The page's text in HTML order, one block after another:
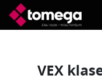
Skip to main content
VEX